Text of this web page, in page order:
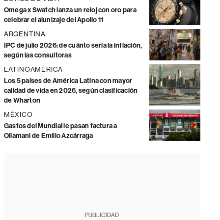
Omega x Swatch lanza un reloj con oro para
celebrar el alunizaje del Apollo 11
ARGENTINA
IPC de julio 2026: de cuánto sería la inflación,
según las consultoras
LATINOAMÉRICA
Los 5 países de América Latina con mayor
calidad de vida en 2026, según clasificación
de Wharton
MÉXICO
Gastos del Mundial le pasan factura a
Ollamani de Emilio Azcárraga
PUBLICIDAD